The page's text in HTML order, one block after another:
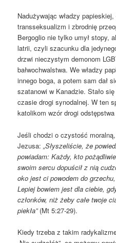
Nadużywając władzy
transseksualizm i zbrodnię
Bergoglio nie tylko umył stopy,
latrii, czyli szacunku dla
drzwi nieczystym demonom
bałwochwalstwa. We władzy
innego boga, a potem sam dał
szatanowi w Kanadzie. Stało
czasie drogi synodalnej. W ten
katolikom wzór drogi
Jeśli chodzi o czystość
Jezusa:„Słyszeliście, że
powiadam: Każdy, kto
swoim sercu dopuścił z nią
oko jest ci powodem do
Lepiej bowiem jest dla ciebie,
członków, niż żeby całe twoje
piekła”(Mt 5:27-29).
Kiedy trzeba z takim